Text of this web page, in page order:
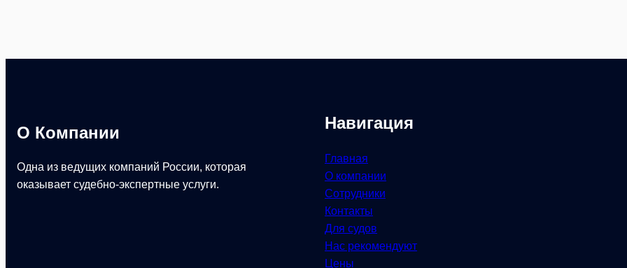
О Компании
Одна из ведущих компаний России, которая
оказывает судебно-экспертные услуги.
Навигация
Главная
О компании
Сотрудники
Контакты
Для судов
Нас рекомендуют
Цены